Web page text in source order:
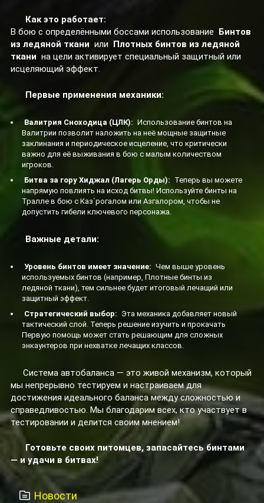
Как это работает:
В бою с определёнными боссами использование Бинтов
из ледяной ткани или Плотных бинтов из ледяной
ткани на цели активирует специальный защитный или
исцеляющий эффект.
Первые применения механики:
Валитрия Сноходица (ЦЛК): Использование бинтов на
Валитрии позволит наложить на неё мощные защитные
заклинания и периодическое исцеление, что критически
важно для её выживания в бою с малым количеством
игроков.
Битва за гору Хиджал (Лагерь Орды): Теперь вы можете
напрямую повлиять на исход битвы! Используйте бинты на
Тралле в бою с Каз`рогалом или Азгалором, чтобы не
допустить гибели ключевого персонажа.
Важные детали:
Уровень бинтов имеет значение: Чем выше уровень
используемых бинтов (например, Плотные бинты из
ледяной ткани), тем сильнее будет итоговый лечащий или
защитный эффект.
Стратегический выбор: Эта механика добавляет новый
тактический слой. Теперь решение изучить и прокачать
Первую помощь может стать решающим для сложных
энкаунтеров при нехватке лечащих классов.
Система автобаланса — это живой механизм, который
мы непрерывно тестируем и настраиваем для
достижения идеального баланса между сложностью и
справедливостью. Мы благодарим всех, кто участвует в
тестировании и делится своим мнением!
Готовьте своих питомцев, запасайтесь бинтами
— и удачи в битвах!
Новости